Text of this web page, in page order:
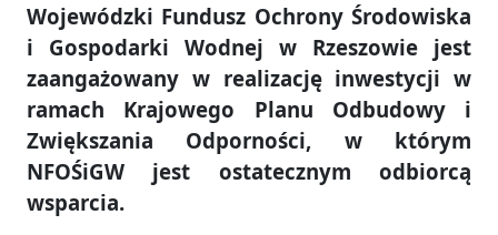
Wojewódzki Fundusz Ochrony Środowiska
i Gospodarki Wodnej w Rzeszowie jest
zaangażowany w realizację inwestycji w
ramach Krajowego Planu Odbudowy i
Zwiększania Odporności, w którym
NFOŚiGW jest ostatecznym odbiorcą
wsparcia.